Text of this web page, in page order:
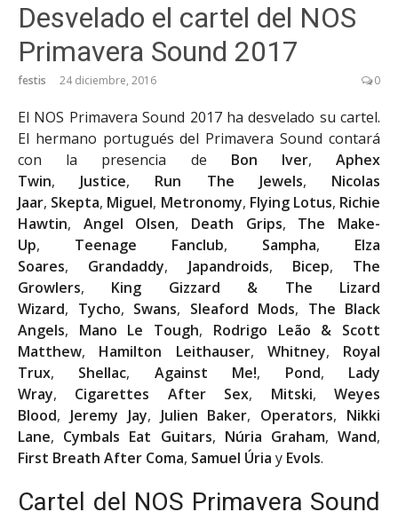
Desvelado el cartel del NOS
Primavera Sound 2017
festis 24 diciembre, 2016 0
El NOS Primavera Sound 2017 ha desvelado su cartel.
El hermano portugués del Primavera Sound contará
con la presencia de Bon Iver,Aphex
Twin, Justice, Run The Jewels, Nicolas
Jaar, Skepta, Miguel, Metronomy, Flying Lotus, Richie
Hawtin, Angel Olsen, Death Grips, The Make-
Up, Teenage Fanclub, Sampha, Elza
Soares, Grandaddy, Japandroids, Bicep, The
Growlers, King Gizzard & The Lizard
Wizard, Tycho, Swans, Sleaford Mods, The Black
Angels, Mano Le Tough, Rodrigo Leão & Scott
Matthew, Hamilton Leithauser, Whitney, Royal
Trux, Shellac, Against Me!, Pond, Lady
Wray, Cigarettes After Sex, Mitski,Weyes
Blood, Jeremy Jay, Julien Baker, Operators, Nikki
Lane, Cymbals Eat Guitars, Núria Graham,Wand,
First Breath After Coma, Samuel Úria y Evols.
Cartel del NOS Primavera Sound